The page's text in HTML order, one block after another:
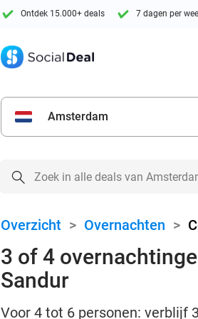
Ontdek 15.000+ deals 7 dagen per
Amsterdam
Overzicht > Overnachten >
3 of 4
Sandur
Voor 4 tot 6 personen: verblijf